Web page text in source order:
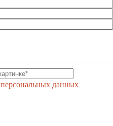
персональных данных